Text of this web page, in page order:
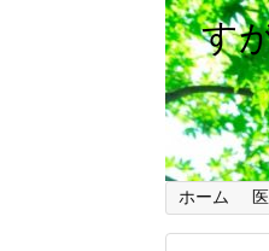
す
ホーム